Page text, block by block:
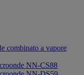
combinato a vapore
NN-CS88